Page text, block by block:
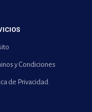
y Condiciones
de Privacidad